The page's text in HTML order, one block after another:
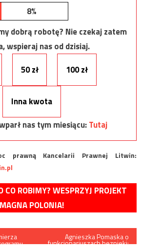
8%
dobrą robotę? Nie czekaj zatem
wspieraj nas od dzisiaj.
50 zł 100 zł
Inna kwota
nas tym miesiącu:Tutaj
prawną Kancelarii Prawnej Litwin:
CO ROBIMY? WESPRZYJ PROJEKT
MAGNA POLONIA!
Agnieszka Pomaska o
funkcjonariuszach bezpieki: